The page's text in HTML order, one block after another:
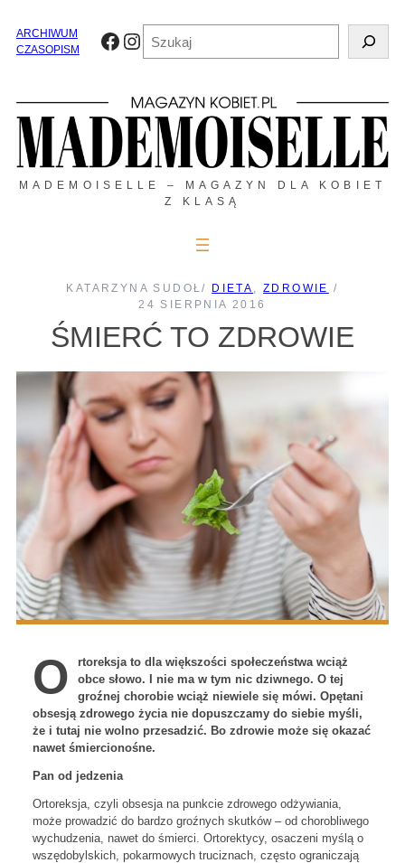
treściARCHIWUM
CZASOPISM
Facebook
Instagram
MADEMOISELLE – MAGAZYN DLA KOBIET
Z KLASĄ
KATARZYNA SUDOŁ/ DIETA , ZDROWIE /
24 SIERPNIA 2016
ŚMIERĆ TO ZDROWIE
O
rtoreksja to dla większości społeczeństwa wciąż
obce słowo. I nie ma w tym nic dziwnego. O tej
groźnej chorobie wciąż niewiele się mówi. Opętani
obsesją zdrowego życia nie dopuszczamy do siebie myśli,
że i tutaj nie wolno przesadzić. Bo zdrowie może się okazać
nawet śmiercionośne.
Pan od jedzenia
Ortoreksja, czyli obsesja na punkcie zdrowego odżywiania,
może prowadzić do bardzo groźnych skutków – od chorobliwego
wychudzenia, nawet do śmierci. Ortorektycy, osaczeni myślą o
wszędobylskich, pokarmowych truciznach, często ograniczają